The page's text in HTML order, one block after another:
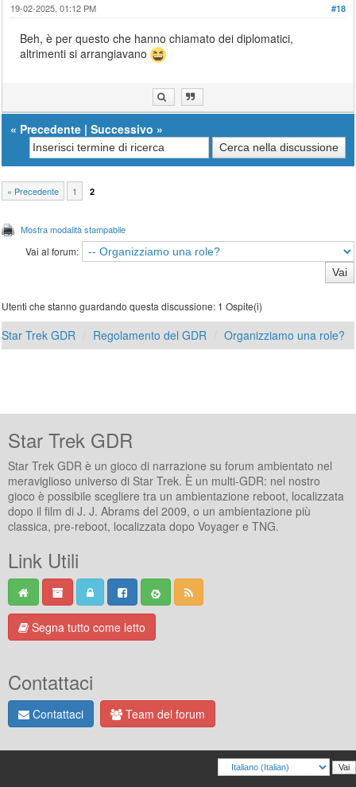
#18
19-02-2025, 01:12 PM
Beh, è per questo che hanno chiamato dei diplomatici,
altrimenti si arrangiavano
« Precedente |Successivo »
« Precedente 1 2
Mostra modalità stampabile
Vai al forum:
Utenti che stanno guardando questa discussione: 1 Ospite(i)
Star Trek GDR Regolamento del GDR Organizziamo una role?
Star Trek GDR
Star Trek GDR è un gioco di narrazione su forum ambientato nel
meraviglioso universo di Star Trek. È un multi-GDR: nel nostro
gioco è possibile scegliere tra un ambientazione reboot, localizzata
dopo il film di J. J. Abrams del 2009, o un ambientazione più
classica, pre-reboot, localizzata dopo Voyager e TNG.
Link Utili
Segna tutto come letto
Contattaci
Contattaci Team del forum